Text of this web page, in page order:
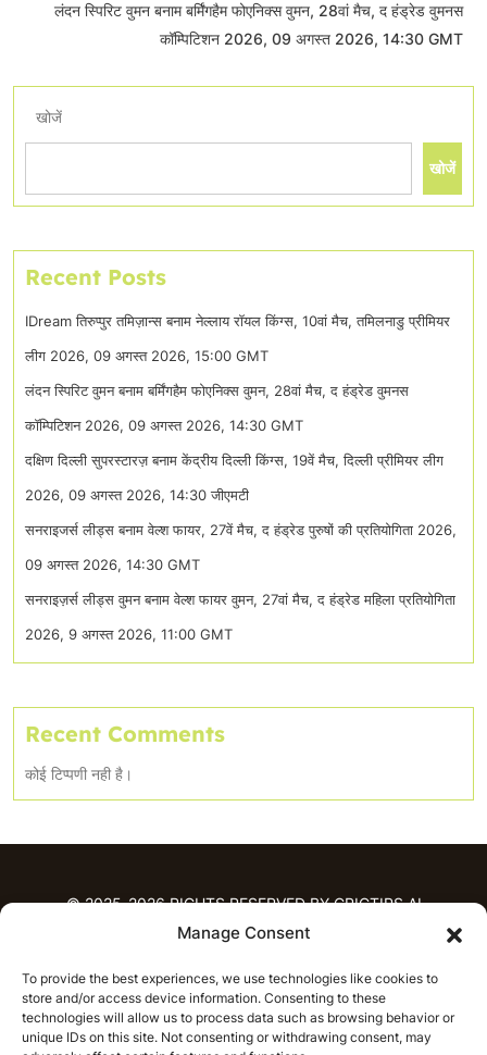
Manage Consent
To provide the best experiences, we use technologies like cookies to
store and/or access device information. Consenting to these
technologies will allow us to process data such as browsing behavior or
unique IDs on this site. Not consenting or withdrawing consent, may
लंदन स्पिरिट वुमन बनाम बर्मिंगहैम फोएनिक्स वुमन, 28वां मैच, द हंड्रेड वुमनस
कॉम्पिटिशन 2026, 09 अगस्त 2026, 14:30 GMT
खोजें
खोजें
Recent Posts
IDream तिरुप्पुर तमिज़ान्स बनाम नेल्लाय रॉयल किंग्स, 10वां मैच, तमिलनाडु प्रीमियर
लीग 2026, 09 अगस्त 2026, 15:00 GMT
लंदन स्पिरिट वुमन बनाम बर्मिंगहैम फोएनिक्स वुमन, 28वां मैच, द हंड्रेड वुमनस
कॉम्पिटिशन 2026, 09 अगस्त 2026, 14:30 GMT
दक्षिण दिल्ली सुपरस्टारज़ बनाम केंद्रीय दिल्ली किंग्स, 19वें मैच, दिल्ली प्रीमियर लीग
2026, 09 अगस्त 2026, 14:30 जीएमटी
सनराइजर्स लीड्स बनाम वेल्श फायर, 27वें मैच, द हंड्रेड पुरुषों की प्रतियोगिता 2026,
09 अगस्त 2026, 14:30 GMT
सनराइज़र्स लीड्स वुमन बनाम वेल्श फायर वुमन, 27वां मैच, द हंड्रेड महिला प्रतियोगिता
2026, 9 अगस्त 2026, 11:00 GMT
Recent Comments
कोई टिप्पणी नही है।
© 2025-2026 RIGHTS RESERVED BY CRICTIPS.AI
भविष्यवाणियाँ
आईपीएल भविष्यवाणियाँ
टी20 लीग भविष्यवाणियाँ
महिला क्रिकेट
नवीनतम क्रिकेट भविष्यवाणियाँ